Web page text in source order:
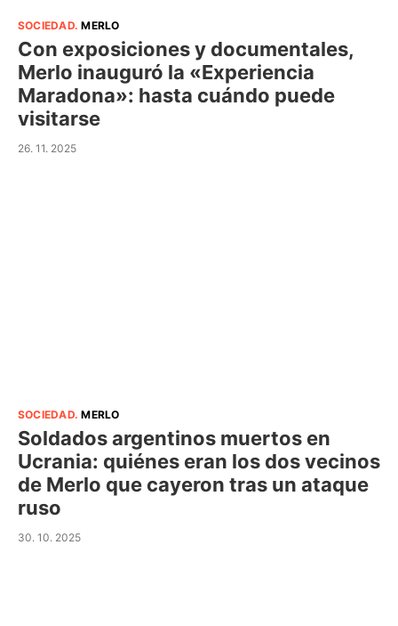
SOCIEDAD.MERLO
Con exposiciones y documentales,
Merlo inauguró la «Experiencia
Maradona»: hasta cuándo puede
visitarse
26. 11. 2025
SOCIEDAD.MERLO
Soldados argentinos muertos en
Ucrania: quiénes eran los dos vecinos
de Merlo que cayeron tras un ataque
ruso
30. 10. 2025